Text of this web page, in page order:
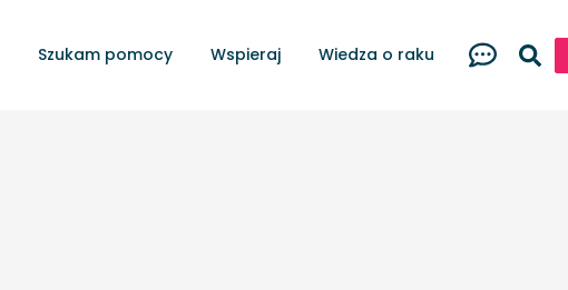
Szukam pomocy Wspieraj Wiedza o raku